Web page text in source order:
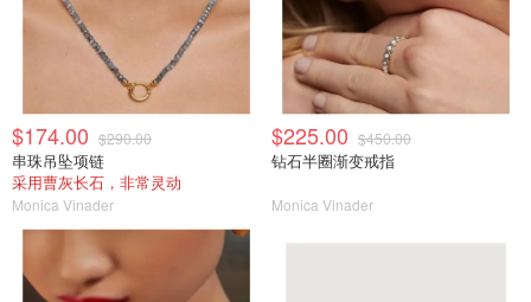
$174.00 $290.00
串珠吊坠项链
采用曹灰长石，非常灵动
Monica Vinader
$225.00 $450.00
钻石半圈渐变戒指
Monica Vinader